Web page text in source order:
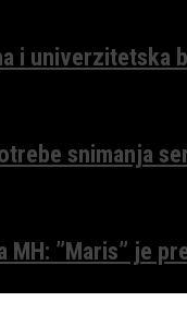
i
snimanja
MH: ”Maris” je